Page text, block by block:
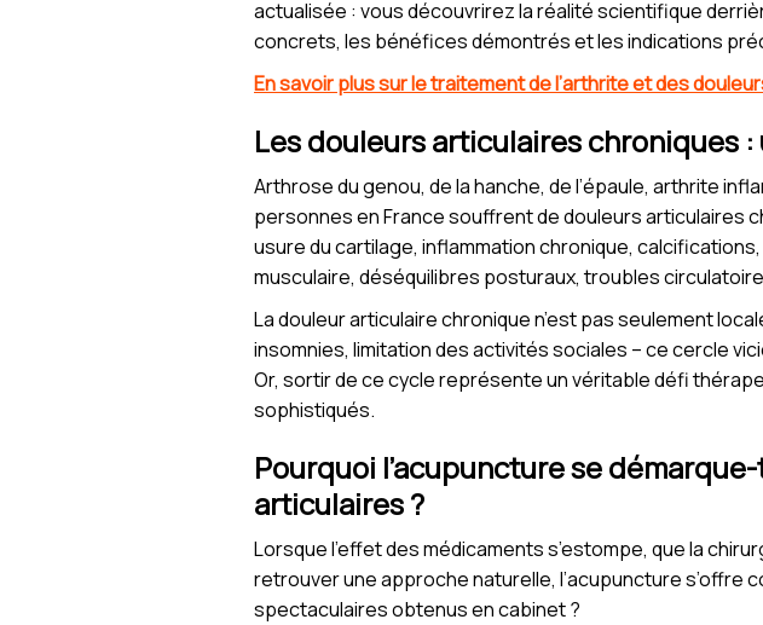
actualisée : vous découvrirez la réalité scientifique
concrets, les bénéfices démontrés et les indications
En savoir plus sur le traitement de l’arthrite et des
Les douleurs articulaires chroniques
Arthrose du genou, de la hanche, de l’épaule, arthrite
personnes en France souffrent de douleurs articulaires
usure du cartilage, inflammation chronique,
musculaire, déséquilibres posturaux, troubles
La douleur articulaire chronique n’est pas seulement
insomnies, limitation des activités sociales – ce cercle
Or, sortir de ce cycle représente un véritable défi
sophistiqués.
Pourquoi l’acupuncture se
articulaires ?
Lorsque l’effet des médicaments s’estompe, que la
retrouver une approche naturelle, l’acupuncture s’offre
spectaculaires obtenus en cabinet ?